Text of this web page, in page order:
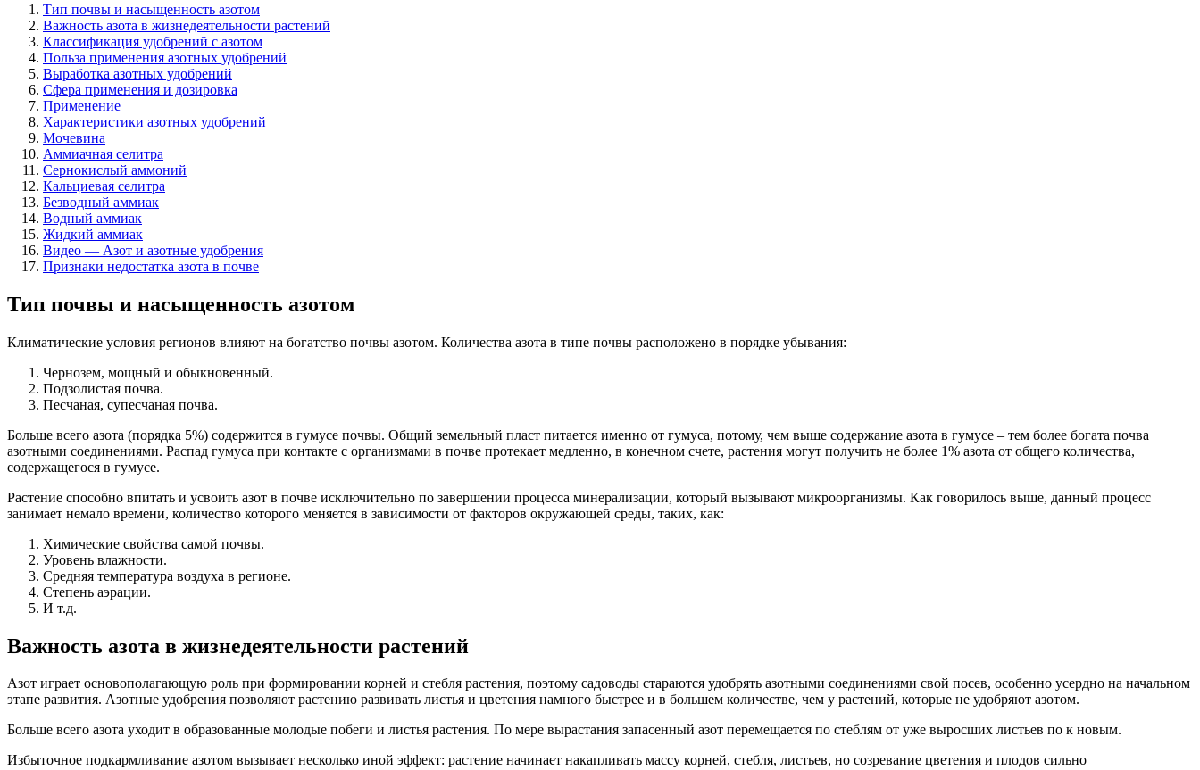
Тип почвы и насыщенность азотом
Важность азота в жизнедеятельности растений
Классификация удобрений с азотом
Польза применения азотных удобрений
Выработка азотных удобрений
Сфера применения и дозировка
Применение
Характеристики азотных удобрений
Мочевина
Аммиачная селитра
Сернокислый аммоний
Кальциевая селитра
Безводный аммиак
Водный аммиак
Жидкий аммиак
Видео — Азот и азотные удобрения
Признаки недостатка азота в почве
Тип почвы и насыщенность азотом
Климатические условия регионов влияют на богатство почвы азотом. Количества азота в типе почвы расположено в порядке убывания:
Чернозем, мощный и обыкновенный.
Подзолистая почва.
Песчаная, супесчаная почва.
Больше всего азота (порядка 5%) содержится в гумусе почвы. Общий земельный пласт питается именно от гумуса, потому, чем выше содержание азота в гумусе – тем более богата почва
азотными соединениями. Распад гумуса при контакте с организмами в почве протекает медленно, в конечном счете, растения могут получить не более 1% азота от общего количества,
содержащегося в гумусе.
Растение способно впитать и усвоить азот в почве исключительно по завершении процесса минерализации, который вызывают микроорганизмы. Как говорилось выше, данный процесс
занимает немало времени, количество которого меняется в зависимости от факторов окружающей среды, таких, как:
Химические свойства самой почвы.
Уровень влажности.
Средняя температура воздуха в регионе.
Степень аэрации.
И т.д.
Важность азота в жизнедеятельности растений
Азот играет основополагающую роль при формировании корней и стебля растения, поэтому садоводы стараются удобрять азотными соединениями свой посев, особенно усердно на начальном
этапе развития. Азотные удобрения позволяют растению развивать листья и цветения намного быстрее и в большем количестве, чем у растений, которые не удобряют азотом.
Больше всего азота уходит в образованные молодые побеги и листья растения. По мере вырастания запасенный азот перемещается по стеблям от уже выросших листьев по к новым.
Избыточное подкармливание азотом вызывает несколько иной эффект: растение начинает накапливать массу корней, стебля, листьев, но созревание цветения и плодов сильно